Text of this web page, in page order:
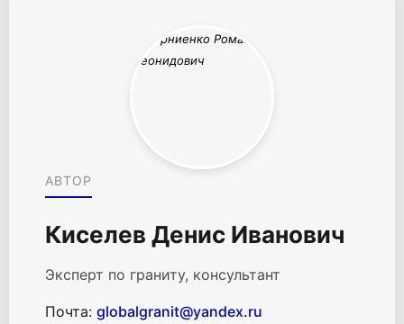
АВТОР
Киселев Денис Иванович
Эксперт по граниту, консультант
Почта: globalgranit@yandex.ru